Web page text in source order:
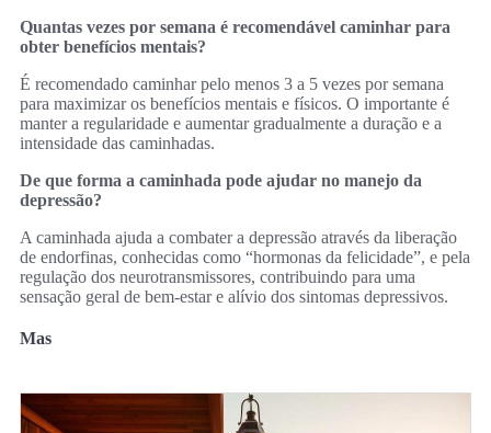
Quantas vezes por semana é recomendável caminhar para
obter benefícios mentais?
É recomendado caminhar pelo menos 3 a 5 vezes por semana
para maximizar os benefícios mentais e físicos. O importante é
manter a regularidade e aumentar gradualmente a duração e a
intensidade das caminhadas.
De que forma a caminhada pode ajudar no manejo da
depressão?
A caminhada ajuda a combater a depressão através da liberação
de endorfinas, conhecidas como “hormonas da felicidade”, e pela
regulação dos neurotransmissores, contribuindo para uma
sensação geral de bem-estar e alívio dos sintomas depressivos.
Mas